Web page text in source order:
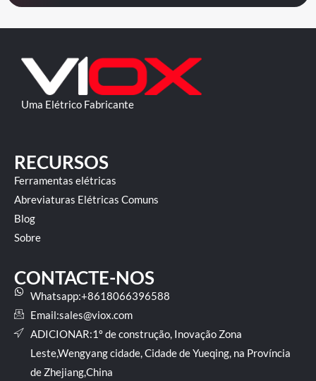
Uma Elétrico Fabricante
RECURSOS
Ferramentas elétricas
Abreviaturas Elétricas Comuns
Blog
Sobre
CONTACTE-NOS
Whatsapp:+8618066396588
Email:sales@viox.com
ADICIONAR:1º de construção, Inovação Zona
Leste,Wengyang cidade, Cidade de Yueqing, na Província
de Zhejiang,China